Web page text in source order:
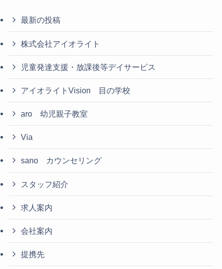
最新の投稿
株式会社アイオライト
児童発達支援・放課後等デイサービス
アイオライトVision 目の学校
aro 幼児親子教室
Via
sano カウンセリング
スタッフ紹介
求人案内
会社案内
提携先